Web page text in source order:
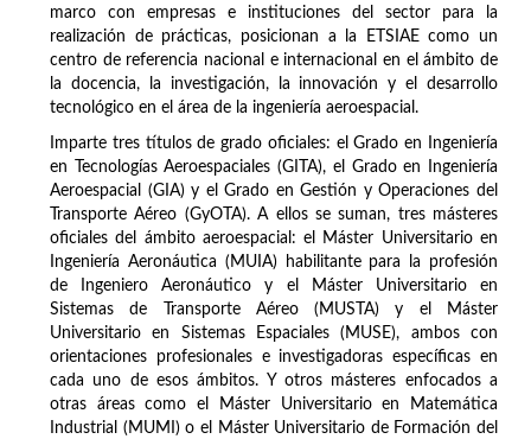
marco con empresas e instituciones del sector para la
realización de prácticas, posicionan a la ETSIAE como un
centro de referencia nacional e internacional en el ámbito de
la docencia, la investigación, la innovación y el desarrollo
tecnológico en el área de la ingeniería aeroespacial.
Imparte tres títulos de grado oficiales: el Grado en Ingeniería
en Tecnologías Aeroespaciales (GITA), el Grado en Ingeniería
Aeroespacial (GIA) y el Grado en Gestión y Operaciones del
Transporte Aéreo (GyOTA). A ellos se suman, tres másteres
oficiales del ámbito aeroespacial: el Máster Universitario en
Ingeniería Aeronáutica (MUIA) habilitante para la profesión
de Ingeniero Aeronáutico y el Máster Universitario en
Sistemas de Transporte Aéreo (MUSTA) y el Máster
Universitario en Sistemas Espaciales (MUSE), ambos con
orientaciones profesionales e investigadoras específicas en
cada uno de esos ámbitos. Y otros másteres enfocados a
otras áreas como el Máster Universitario en Matemática
Industrial (MUMI) o el Máster Universitario de Formación del